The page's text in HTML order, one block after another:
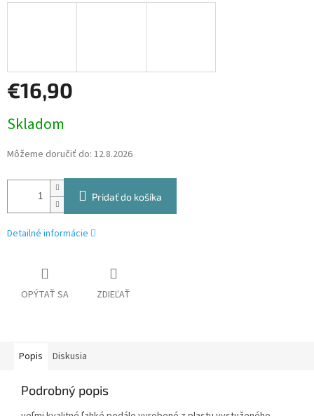
€16,90
cena:
Skladom
Môžeme doručiť do: 12.8.2026
Pridať do košíka
Detailné informácie
OPÝTAŤ SA ZDIEĽAŤ
Popis Diskusia
Podrobný popis